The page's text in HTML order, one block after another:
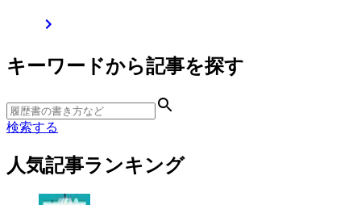
キーワードから記事を探す
検索する
人気記事ランキング